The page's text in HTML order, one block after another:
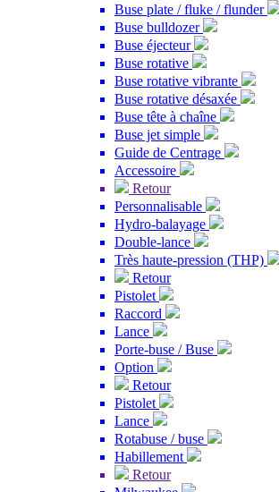
Buse plate / fluke / flunder
Buse bulldozer
Buse éjecteur
Buse rotative
Buse rotative vibrante
Buse rotative désaxée
Buse tête à chaîne
Buse jet simple
Guide de Centrage
Accessoire
Retour
Personnalisable
Hydro-balayage
Double-lance
Très haute-pression (THP)
Retour
Pistolet
Raccord
Lance
Porte-buse / Buse
Option
Retour
Pistolet
Lance
Rotabuse / buse
Habillement
Retour